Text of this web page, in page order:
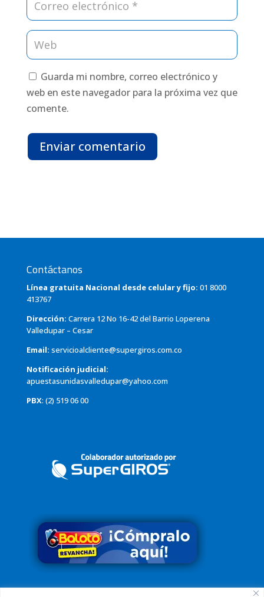
Guarda mi nombre, correo electrónico y
web en este navegador para la próxima vez que
comente.
Enviar comentario
Contáctanos
Línea gratuita Nacional desde celular y fijo: 01 8000
413767
Dirección: Carrera 12 No 16-42 del Barrio Loperena
Valledupar – Cesar
Email: servicioalcliente@supergiros.com.co
Notificación judicial:
apuestasunidasvalledupar@yahoo.com
PBX: (2) 519 06 00